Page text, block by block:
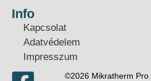
Info
Kapcsolat
Adatvédelem
Impresszum
©2026 Mikratherm Pro